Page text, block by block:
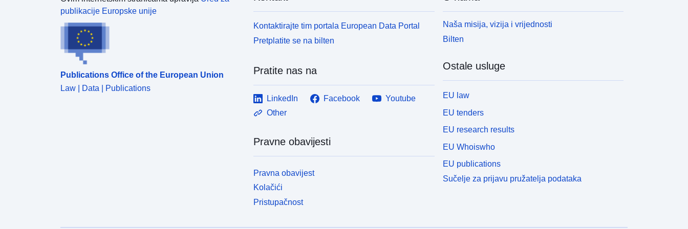
postaja, kazalište, tehnička sportska staza, teniski
teren, zdravstveni proizvodi, zdravstvena staza,
tijelo, apstrakcija vode, veloom.
publikacije Europske unije
Publications Office of the European Union
Law | Data | Publications
Kontaktirajte tim portala European Data Portal
Pretplatite se na bilten
Pratite nas na
LinkedIn Facebook
Youtube
Other
Pravne obavijesti
Pravna obavijest
Kolačići
Pristupačnost
Naša misija, vizija i vrijednosti
Bilten
Ostale usluge
EU law
EU tenders
EU research results
EU Whoiswho
EU publications
Sučelje za prijavu pružatelja podataka